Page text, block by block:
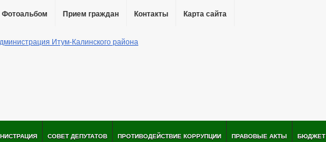
Фотоальбом Прием граждан Контакты Карта сайта
СОВЕТ ДЕПУТАТОВ ПРОТИВОДЕЙСТВИЕ КОРРУПЦИИ ПРАВОВЫЕ АКТЫ БЮДЖЕТ